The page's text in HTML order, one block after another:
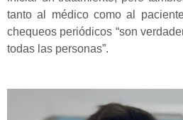
tanto al médico como al
chequeos periódicos “son
todas las personas”.